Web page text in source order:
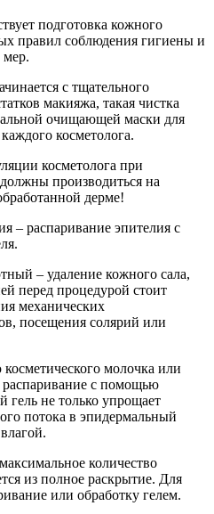
подготовка кожного
правил соблюдения гигиены и
мер.
с тщательного
макияжа, такая чистка
очищающей маски для
косметолога.
косметолога при
производиться на
дерме!
– распаривание эпителия с
– удаление кожного сала,
перед процедурой стоит
механических
посещения солярий или
молочка или
распаривание с помощью
гель не только упрощает
потока в эпидермальный
количество
из полное раскрытие. Для
или обработку гелем.